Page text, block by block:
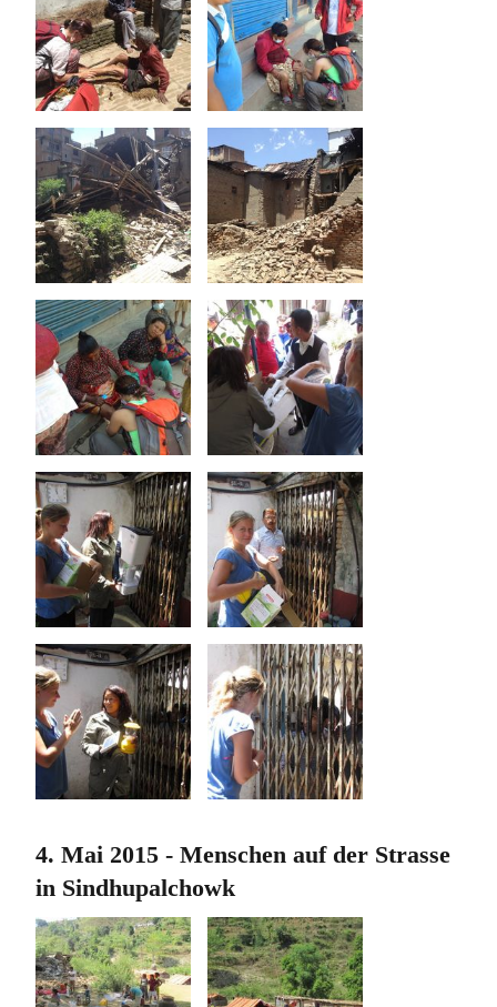
4. Mai 2015 - Menschen auf der Strasse
in Sindhupalchowk